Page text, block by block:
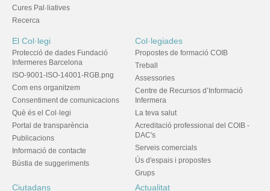
Cures Pal·liatives
Recerca
El Col·legi
Protecció de dades Fundació
Infermeres Barcelona
ISO-9001-ISO-14001-RGB.png
Com ens organitzem
Consentiment de comunicacions
Què és el Col·legi
Portal de transparència
Publicacions
Informació de contacte
Bústia de suggeriments
Col·legiades
Propostes de formació COIB
Treball
Assessories
Centre de Recursos d’Informació
Infermera
La teva salut
Acreditació professional del COIB -
DAC's
Serveis comercials
Ús d'espais i propostes
Grups
Ciutadans Actualitat